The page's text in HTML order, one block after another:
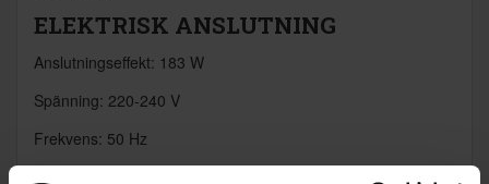
ELEKTRISK ANSLUTNING
Anslutningseffekt: 183 W
Spänning: 220-240 V
Frekvens: 50 Hz